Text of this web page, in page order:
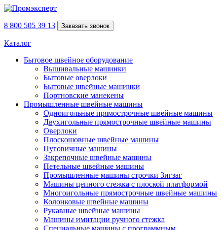
8 800 505 39 13 Заказать звонок
Каталог
Бытовое швейное оборудование
Вышивальные машинки
Бытовые оверлоки
Бытовые швейные машинки
Портновские манекены
Промышленные швейные машины
Одноигольные прямострочные швейные машины
Двухигольные прямострочные швейные машины
Оверлоки
Плоскошовные швейные машины
Пуговичные машины
Закрепочные швейные машины
Петельные швейные машины
Промышленные машины строчки Зигзаг
Машины цепного стежка с плоской платформой
Многоигольные прямострочные швейные машины
Колонковые швейные машины
Рукавные швейные машины
Машины имитации ручного стежка
Специальные машины с программным